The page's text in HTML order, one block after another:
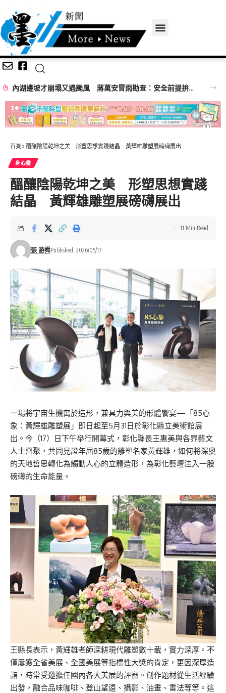
內湖邊坡才崩塌又遇颱風 蔣萬安冒雨勘查：安全前提拚完工
首頁 » 醞釀陰陽乾坤之美 形塑思想實踐結晶 黃輝雄雕塑展磅礴展出
身心𩆜
醞釀陰陽乾坤之美 形塑思想實踐
結晶 黃輝雄雕塑展磅礴展出
張 游舜Published: 2026/05/17
11 Min Read
一場將宇宙生機寓於造形，兼具力與美的形體饗宴—「85心
象：黃輝雄雕塑展」即日起至5月31日於彰化縣立美術館展
出。今（17）日下午舉行開幕式，彰化縣長王惠美與各界藝文
人士齊聚，共同見證年屆85歲的雕塑名家黃輝雄，如何將深奧
的天地哲思轉化為觸動人心的立體造形，為彰化藝壇注入一股
磅礡的生命能量。
王縣長表示，黃輝雄老師深耕現代雕塑數十載，實力深厚。不
僅屢獲全省美展、全國美展等指標性大獎的肯定，更因深厚造
詣，時常受邀擔任國內各大美展的評審。創作題材從生活經驗
出發，融合品味咖啡、登山望遠、攝影、油畫、書法等等。這